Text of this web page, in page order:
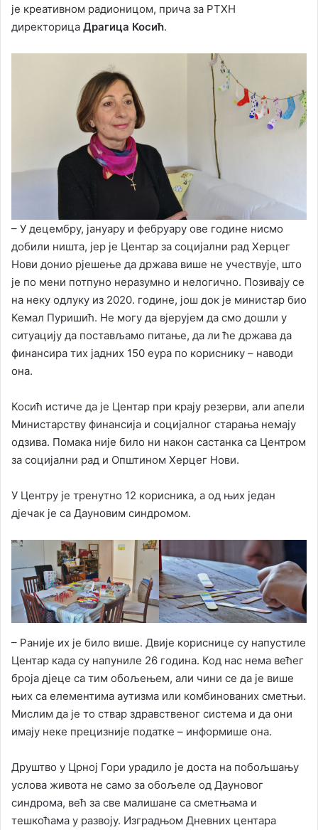
је креативном радионицом, прича за РТХН
директорица Драгица Косић.
– У децембру, јануару и фебруару ове године нисмо
добили ништа, јер је Центар за социјални рад Херцег
Нови донио рјешење да држава више не учествује, што
је по мени потпуно неразумно и нелогично. Позивају се
на неку одлуку из 2020. године, још док је министар био
Кемал Пуришић. Не могу да вјерујем да смо дошли у
ситуацију да постављамо питање, да ли ће држава да
финансира тих јадних 150 еура по кориснику – наводи
она.
Косић истиче да је Центар при крају резерви, али апели
Министарству финансија и социјалног старања немају
одзива. Помака није било ни након састанка са Центром
за социјални рад и Општином Херцег Нови.
У Центру је тренутно 12 корисника, а од њих један
дјечак је са Дауновим синдромом.
– Раније их је било више. Двије кориснице су напустиле
Центар када су напуниле 26 година. Код нас нема већег
броја дјеце са тим обољењем, али чини се да је више
њих са елементима аутизма или комбинованих сметњи.
Мислим да је то ствар здравственог система и да они
имају неке прецизније податке – информише она.
Друштво у Црној Гори урадило је доста на побољшању
услова живота не само за обољеле од Дауновог
синдрома, већ за све малишане са сметњама и
тешкоћама у развоју. Изградњом Дневних центара